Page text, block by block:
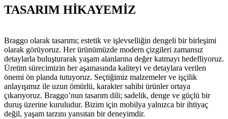
TASARIM HİKAYEMİZ
Braggo olarak tasarımı; estetik ve işlevselliğin dengeli bir birleşimi
olarak görüyoruz. Her ürünümüzde modern çizgileri zamansız
detaylarla buluşturarak yaşam alanlarına değer katmayı hedefliyoruz.
Üretim sürecimizin her aşamasında kaliteyi ve detaylara verilen
önemi ön planda tutuyoruz. Seçtiğimiz malzemeler ve işçilik
anlayışımız ile uzun ömürlü, karakter sahibi ürünler ortaya
çıkarıyoruz. Braggo’nun tasarım dili; sadelik, denge ve güçlü bir
duruş üzerine kuruludur. Bizim için mobilya yalnızca bir ihtiyaç
değil, yaşam tarzını yansıtan bir deneyimdir.